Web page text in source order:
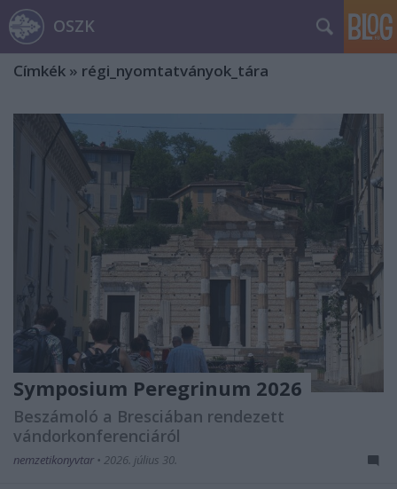
OSZK
Címkék » régi_nyomtatványok_tára
Symposium Peregrinum 2026
Beszámoló a Bresciában rendezett
vándorkonferenciáról
nemzetikonyvtar • 2026. július 30.